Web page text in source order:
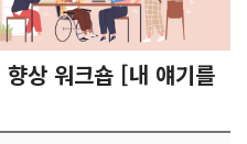
동료상담가 모집공고
사업 참여자 모집 공고
상 워크숍 [내 얘기를